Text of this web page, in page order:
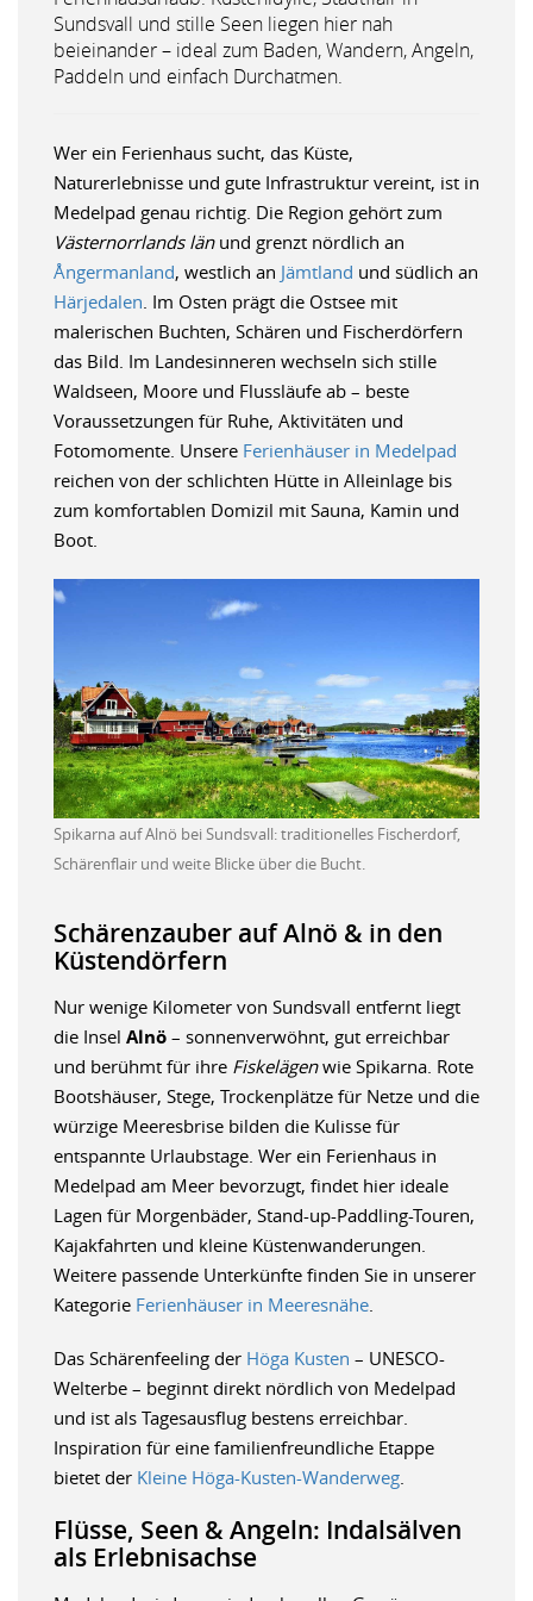
Sundsvall und stille Seen liegen hier nah
beieinander – ideal zum Baden, Wandern, Angeln,
Paddeln und einfach Durchatmen.
Wer ein Ferienhaus sucht, das Küste,
Naturerlebnisse und gute Infrastruktur vereint, ist in
Medelpad genau richtig. Die Region gehört zum
Västernorrlands länund grenzt nördlich an
Ångermanland, westlich an Jämtland und südlich an
Härjedalen. Im Osten prägt die Ostsee mit
malerischen Buchten, Schären und Fischerdörfern
das Bild. Im Landesinneren wechseln sich stille
Waldseen, Moore und Flussläufe ab – beste
Voraussetzungen für Ruhe, Aktivitäten und
Fotomomente. Unsere Ferienhäuser in Medelpad
reichen von der schlichten Hütte in Alleinlage bis
zum komfortablen Domizil mit Sauna, Kamin und
Boot.
Spikarna auf Alnö bei Sundsvall: traditionelles Fischerdorf,
Schärenflair und weite Blicke über die Bucht.
Schärenzauber auf Alnö & in den
Küstendörfern
Nur wenige Kilometer von Sundsvall entfernt liegt
die Insel Alnö – sonnenverwöhnt, gut erreichbar
und berühmt für ihre Fiskelägenwie Spikarna. Rote
Bootshäuser, Stege, Trockenplätze für Netze und die
würzige Meeresbrise bilden die Kulisse für
entspannte Urlaubstage. Wer ein Ferienhaus in
Medelpad am Meer bevorzugt, findet hier ideale
Lagen für Morgenbäder, Stand-up-Paddling-Touren,
Kajakfahrten und kleine Küstenwanderungen.
Weitere passende Unterkünfte finden Sie in unserer
Kategorie Ferienhäuser in Meeresnähe.
Das Schärenfeeling der Höga Kusten – UNESCO-
Welterbe – beginnt direkt nördlich von Medelpad
und ist als Tagesausflug bestens erreichbar.
Inspiration für eine familienfreundliche Etappe
bietet der Kleine Höga-Kusten-Wanderweg.
Flüsse, Seen & Angeln: Indalsälven
als Erlebnisachse